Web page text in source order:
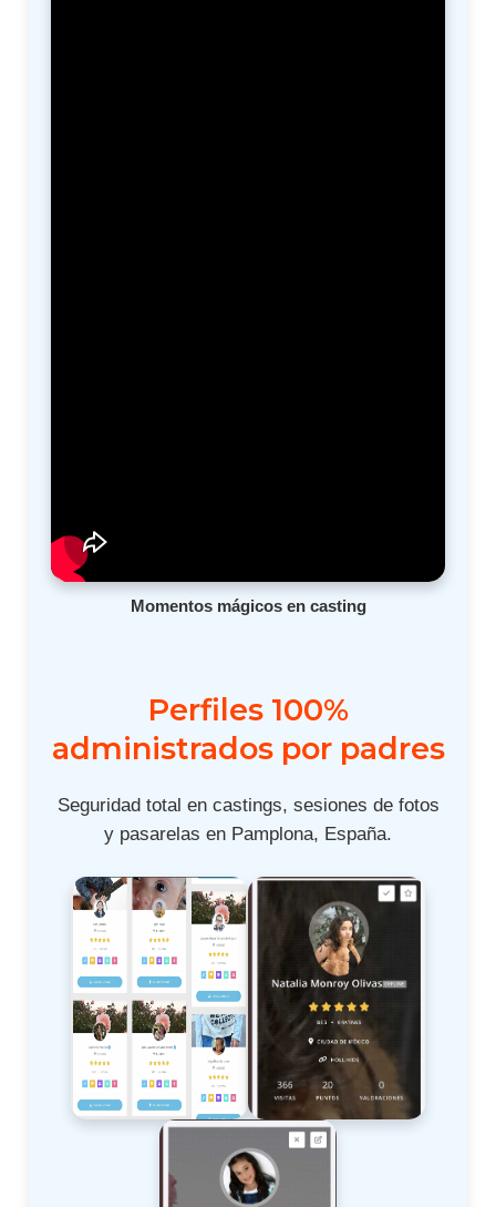
Momentos mágicos en casting
Perfiles 100%
administrados por padres
Seguridad total en castings, sesiones de fotos
y pasarelas en Pamplona, España.